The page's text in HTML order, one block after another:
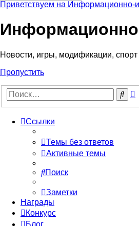
Приветствуем на Информационно-
Новости, игры, модификации, спорт
Пропустить
Ссылки
Темы без ответов
Активные темы
Поиск
Заметки
Награды
Конкурс